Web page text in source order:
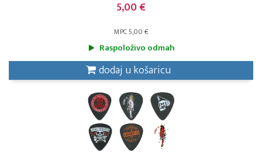
5,00 €
MPC 5,00 €
Raspoloživo odmah
dodaj u košaricu